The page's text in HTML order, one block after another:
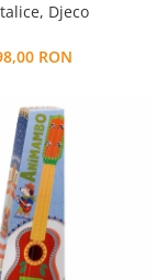
Djeco
RON